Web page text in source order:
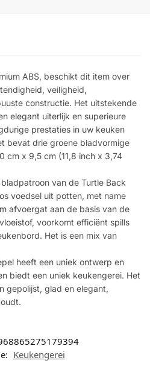
ABS, beschikt dit item over
veiligheid,
constructie. Het uitstekende
elegant uiterlijk en superieure
prestaties in uw keuken
bevat drie groene bladvormige
cm x 9,5 cm (11,8 inch x 3,74
van de Turtle Back
voedsel uit potten, met name
afvoergat aan de basis van de
voorkomt efficiënt spills
Het is een mix van
heeft een uniek ontwerp en
biedt een uniek keukengerei. Het
gepolijst, glad en elegant,
Keukengerei